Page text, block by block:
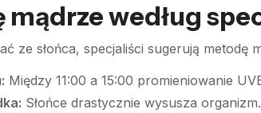
mądrze według
ze słońca, specjaliści sugerują
Między 11:00 a 15:00 promieniowanie
Słońce drastycznie wysusza